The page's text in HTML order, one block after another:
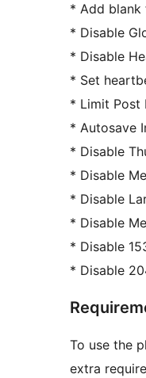
* Add blank
* Disable
* Disable
* Set
* Limit Post
* Autosave
* Disable
* Disable
* Disable
* Disable
* Disable
* Disable
To use the
extra